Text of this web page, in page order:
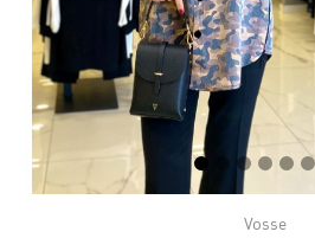
Vosse